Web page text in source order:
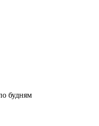
будням